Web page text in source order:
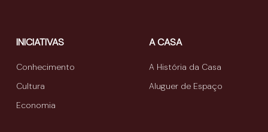
INICIATIVAS
Conhecimento
Cultura
Economia
A CASA
A História da Casa
Aluguer de Espaço